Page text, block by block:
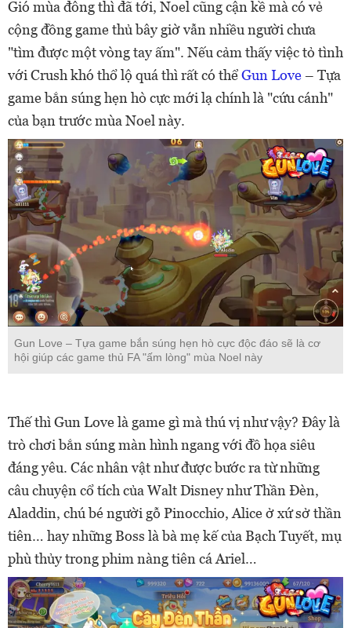
Gió mùa đông thì đã tới, Noel cũng cận kề mà có vẻ
cộng đồng game thủ bây giờ vẫn nhiều người chưa
"tìm được một vòng tay ấm". Nếu cảm thấy việc tỏ tình
với Crush khó thổ lộ quá thì rất có thểGun Love – Tựa
game bắn súng hẹn hò cực mới lạ chính là "cứu cánh"
của bạn trước mùa Noel này.
Gun Love – Tựa game bắn súng hẹn hò cực độc đáo sẽ là cơ
hội giúp các game thủ FA "ấm lòng" mùa Noel này
Thế thì Gun Love là game gì mà thú vị như vậy? Đây là
trò chơi bắn súng màn hình ngang với đồ họa siêu
đáng yêu. Các nhân vật như được bước ra từ những
câu chuyện cổ tích của Walt Disney như Thần Đèn,
Aladdin, chú bé người gỗ Pinocchio, Alice ở xứ sở thần
tiên… hay những Boss là bà mẹ kế của Bạch Tuyết, mụ
phù thủy trong phim nàng tiên cá Ariel…